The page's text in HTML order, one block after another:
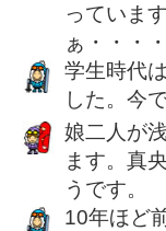
っていま
ぁ・・・
学生時代
した。今
娘二人が
ます。真
うです。
10年ほど